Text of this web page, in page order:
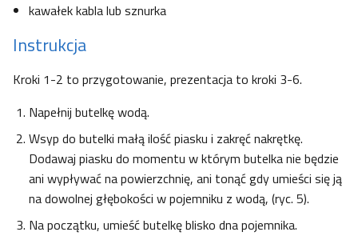
kawałek kabla lub sznurka
Instrukcja
Kroki 1-2 to przygotowanie, prezentacja to kroki 3-6.
Napełnij butelkę wodą.
Wsyp do butelki małą ilość piasku i zakręć nakrętkę.
Dodawaj piasku do momentu w którym butelka nie będzie
ani wypływać na powierzchnię, ani tonąć gdy umieści się ją
na dowolnej głębokości w pojemniku z wodą, (ryc. 5).
Na początku, umieść butelkę blisko dna pojemnika.